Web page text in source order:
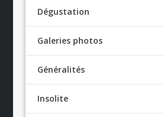
Dégustation
Galeries photos
Généralités
Insolite